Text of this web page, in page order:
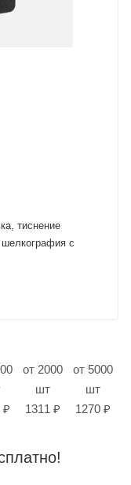
тиснение
шелкография с
₽
от 2000
шт
1311 ₽
от 5000
шт
1270 ₽